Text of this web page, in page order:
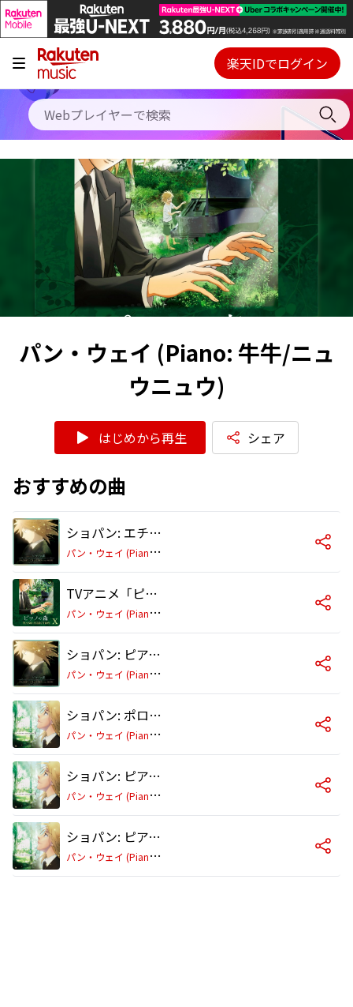
キャンペーン
料金プラン
使い方
初回30日間無料お試し
Webプレイヤー
ご契約内容の確認・変更
楽天IDでログイン
パン・ウェイ (Piano: 牛牛/ニュ
ウニュウ)
はじめから再生 シェア
おすすめの曲
ショパン: エチュード ハ短調 作品10-12 「革命」
パ
ン・ウェイ (Piano: 牛牛/ニュウニュウ)
TVアニメ「ピアノの森」 Piano Selection X ショパン: 舟歌 嬰ヘ長調 作品60
パ
ン・ウェイ (Piano: 牛牛/ニュウニュウ)
ショパン: ピアノ・ソナタ 第2番 変ロ短調 作品35 「葬送」 第3楽章
パ
ン・ウェイ (Piano: 牛牛/ニュウニュウ)
ショパン: ポロネーズ第5番 嬰ヘ短調 作品44
パ
ン・ウェイ (Piano: 牛牛/ニュウニュウ)
ショパン: ピアノ・ソナタ第2番 変ロ短調 作品35「葬送」 ～第2楽章
パ
ン・ウェイ (Piano: 牛牛/ニュウニュウ)
ショパン: ピアノ・ソナタ第2番 変ロ短調 作品35「葬送」 ～第1楽章
パ
ン・ウェイ (Piano: 牛牛/ニュウニュウ)